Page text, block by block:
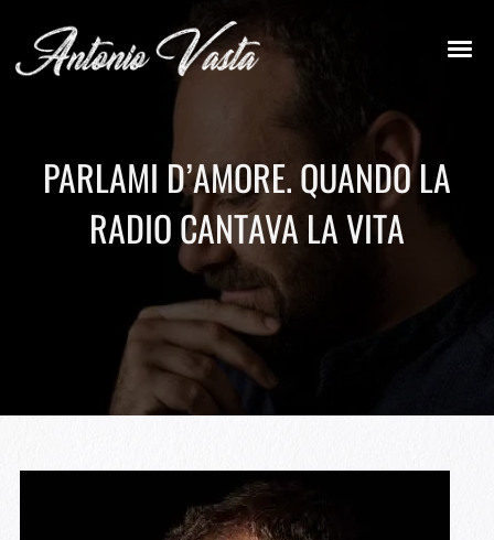
PARLAMI D’AMORE. QUANDO LA
RADIO CANTAVA LA VITA